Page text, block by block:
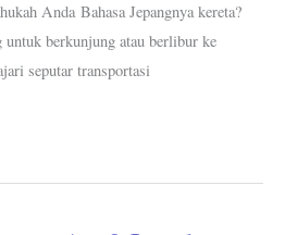
Anda Bahasa Jepangnya kereta?
untuk berkunjung atau berlibur ke
seputar transportasi